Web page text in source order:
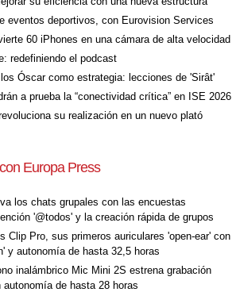
eventos deportivos, con Eurovision Services
60 iPhones en una cámara de alta velocidad
redefiniendo el podcast
Óscar como estrategia: lecciones de 'Sirât'
a prueba la “conectividad crítica” en ISE 2026
revoluciona su realización en un nuevo plató
Europa Press
los chats grupales con las encuestas
'@todos' y la creación rápida de grupos
Clip Pro, sus primeros auriculares 'open-ear' con
y autonomía de hasta 32,5 horas
inalámbrico Mic Mini 2S estrena grabación
de hasta 28 horas